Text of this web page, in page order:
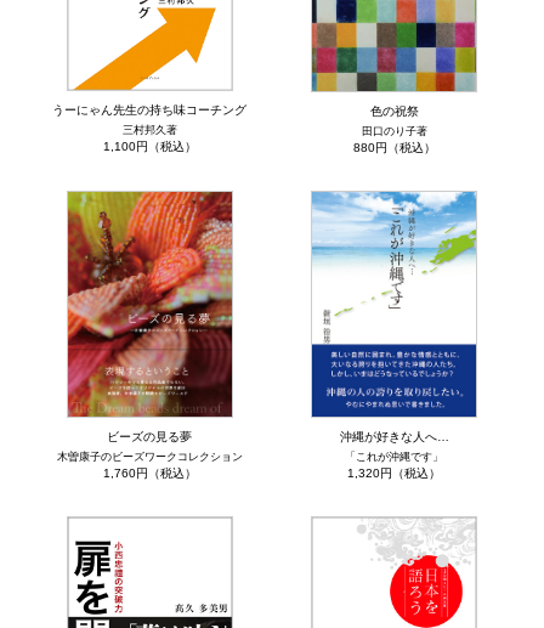
うーにゃん先生の持ち味コーチング
三村邦久著
1,100円（税込）
色の祝祭
田口のり子著
880円（税込）
ビーズの見る夢
木曽康子のビーズワークコレクション
1,760円（税込）
沖縄が好きな人へ…
「これが沖縄です」
1,320円（税込）